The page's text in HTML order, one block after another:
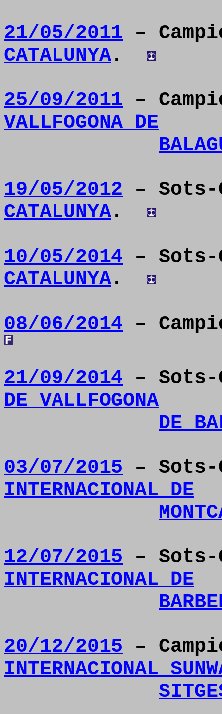
21/05/2011 –
CATALUNYA .
25/09/2011 –
VALLFOGONA DE
19/05/2012 – Sots-
CATALUNYA .
10/05/2014 – Sots-
CATALUNYA .
08/06/2014 –
21/09/2014 – Sots-
DE VALLFOGONA
DE
03/07/2015 – Sots-
INTERNACIONAL DE
12/07/2015 – Sots-
INTERNACIONAL DE
20/12/2015 –
INTERNACIONAL